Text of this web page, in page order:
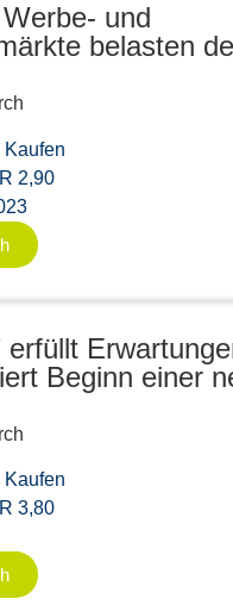
und
belasten
Kaufen
2,90
Beginn einer
Kaufen
3,80